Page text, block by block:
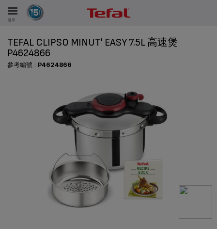
選單
TEFAL CLIPSO MINUT' EASY 7.5L 高速煲
P4624866
參考編號 : P4624866